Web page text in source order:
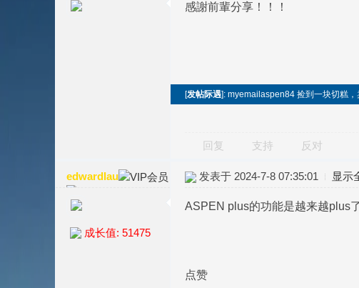
感謝前輩分享！！！
[发帖际遇]: myemailaspen84 捡到一块切糕
回复 支持 反对
edwardlau
成长值: 51475
发表于 2024-7-8 07:35:01 显示
ASPEN plus的功能是越来越plus
点赞